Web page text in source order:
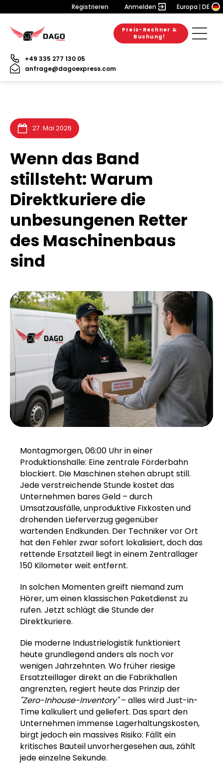
Registrieren Anmelden Europa DE
Preis-Rechner &
Buchung!
+49 335 277 130 05
anfrage@dagoexpress.com
27. Mai 2026
Wenn das Band
stillsteht: Warum
Direktkuriere die
unbesungenen Retter
des Maschinenbaus
sind
Montagmorgen, 06:00 Uhr in einer
Produktionshalle: Eine zentrale Förderbahn
blockiert. Die Maschinen stehen abrupt still.
Jede verstreichende Stunde kostet das
Unternehmen bares Geld – durch
Umsatzausfälle, unproduktive Fixkosten und
drohenden Lieferverzug gegenüber
wartenden Endkunden. Der Techniker vor Ort
hat den Fehler zwar sofort lokalisiert, doch das
rettende Ersatzteil liegt in einem Zentrallager
150 Kilometer weit entfernt.
In solchen Momenten greift niemand zum
Hörer, um einen klassischen Paketdienst zu
rufen. Jetzt schlägt die Stunde der
Direktkuriere.
Die moderne Industrielogistik funktioniert
heute grundlegend anders als noch vor
wenigen Jahrzehnten. Wo früher riesige
Ersatzteillager direkt an die Fabrikhallen
angrenzten, regiert heute das Prinzip der
"Zero-Inhouse-Inventory"– alles wird Just-in-
Time kalkuliert und geliefert. Das spart den
Unternehmen immense Lagerhaltungskosten,
birgt jedoch ein massives Risiko: Fällt ein
kritisches Bauteil unvorhergesehen aus, zählt
jede einzelne Sekunde.
28. Juli 2026
28. Juli 2026
25. Juli 2026